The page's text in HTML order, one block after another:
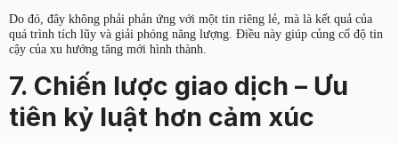
Do đó, đây không phải phản ứng với một tin riêng lẻ, mà là kết quả của
quá trình tích lũy và giải phóng năng lượng. Điều này giúp củng cố độ tin
cậy của xu hướng tăng mới hình thành.
7. Chiến lược giao dịch – Ưu
tiên kỷ luật hơn cảm xúc